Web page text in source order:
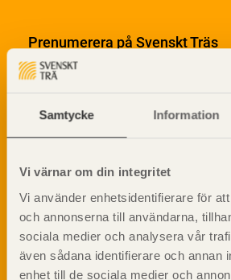
Samtycke Information
Vi värnar om din integritet
Vi använder enhetsidentifierare för
och annonserna till användarna,
sociala medier och analysera vår
även sådana identifierare och annan
enhet till de sociala medier och
Prenumerera på Svenskt Träs
informationsutskick!